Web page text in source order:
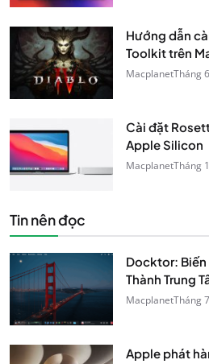
Hướng dẫn
Toolkit trên
MacplanetTháng
Cài đặt
Apple Silicon
MacplanetTháng
Tin nên đọc
Docktor: Biến
Thành Trung
MacplanetTháng
Apple phát